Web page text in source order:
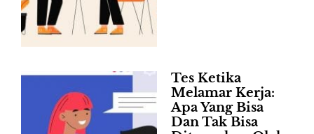
Tes Ketika
Melamar Kerja:
Apa Yang Bisa
Dan Tak Bisa